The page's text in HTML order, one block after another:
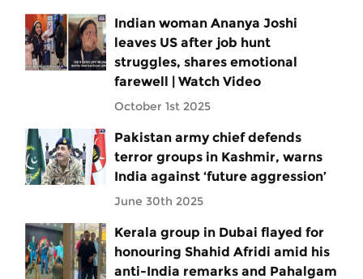
Indian woman Ananya Joshi
leaves US after job hunt
struggles, shares emotional
farewell | Watch Video
October 1st 2025
Pakistan army chief defends
terror groups in Kashmir, warns
India against ‘future aggression’
June 30th 2025
Kerala group in Dubai flayed for
honouring Shahid Afridi amid his
anti-India remarks and Pahalgam